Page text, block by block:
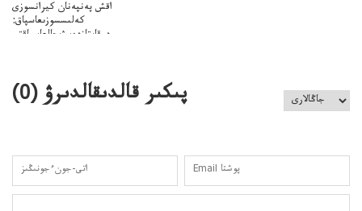
اقش پەنپەنان كيرانسوزى
كەلىسسوزىعاسپاق:
دوقايتازدەسۋىجالعاسپاقتى
پىكىر قالدىقالدىرۋ (0
)